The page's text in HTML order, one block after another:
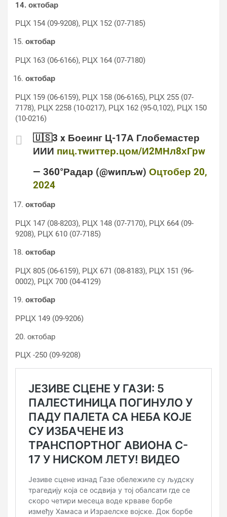
14. октобар
РЦХ 154 (09-9208), РЦХ 152 (07-7185)
октобар
РЦХ 163 (06-6166), РЦХ 164 (07-7180)
октобар
РЦХ 159 (06-6159), РЦХ 158 (06-6165), РЦХ 255 (07-
7178), РЦХ 2258 (10-0217), РЦХ 162 (95-0‚102), РЦХ 150
(10-0216)
🇺🇸3 x Боеинг Ц-17А Глобемастер
ИИИ пиц.тwиттер.цом/И2МНл8хГрw
— 360°Радар (@wипљw) Оцтобер 20,
2024
октобар
РЦХ 147 (08-8203), РЦХ 148 (07-7170), РЦХ 664 (09-
9208), РЦХ 610 (07-7185)
октобар
РЦХ 805 (06-6159), РЦХ 671 (08-8183), РЦХ 151 (96-
0002), РЦХ 700 (04-4129)
октобар
РРЦХ 149 (09-9206)
20. октобар
РЦХ -250 (09-9208)